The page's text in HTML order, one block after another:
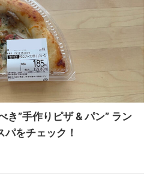
き”手作りピザ & パン” ラン
をチェック！